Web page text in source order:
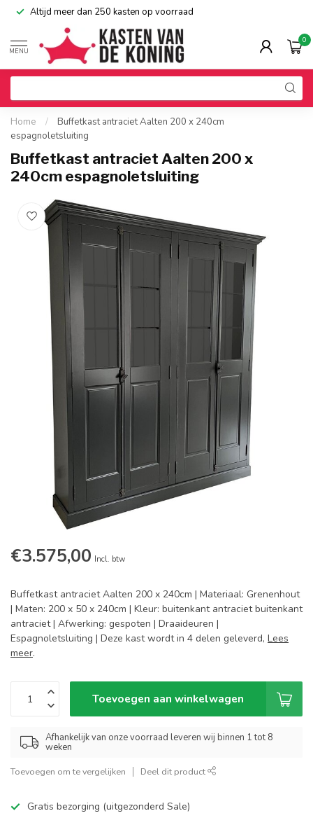
Altijd meer dan 250 kasten op voorraad
MENU
0
Home /
Buffetkast antraciet Aalten 200 x 240cm
espagnoletsluiting
Buffetkast antraciet Aalten 200 x
240cm espagnoletsluiting
€3.575,00 Incl. btw
Buffetkast antraciet Aalten 200 x 240cm | Materiaal: Grenenhout
| Maten: 200 x 50 x 240cm | Kleur: buitenkant antraciet buitenkant
antraciet | Afwerking: gespoten | Draaideuren |
Espagnoletsluiting | Deze kast wordt in 4 delen geleverd, Lees
meer.
Toevoegen aan winkelwagen
Afhankelijk van onze voorraad leveren wij binnen 1 tot 8
weken
Toevoegen om te vergelijken Deel dit product
Gratis bezorging (uitgezonderd Sale)